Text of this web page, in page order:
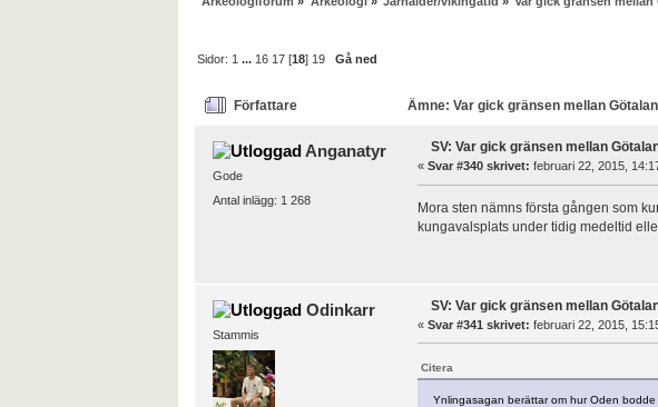
Sidor: 1 ... 16 17 [18] 19 Gå ned
Författare Ämne: Var gick gränsen mellan
Anganatyr
Gode
Antal inlägg: 1 268
SV: Var gick gränsen mellan
« Svar #340 skrivet: februari 22, 2015,
Mora sten nämns första gången som
kungavalsplats under tidig medeltid
Odinkarr
Stammis
SV: Var gick gränsen mellan
« Svar #341 skrivet: februari 22, 2015,
Citera
Ynlingasagan berättar om hur Oden